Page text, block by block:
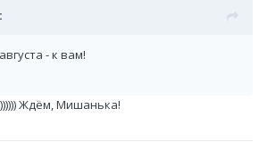
- к вам!
Ждём, Мишанька!